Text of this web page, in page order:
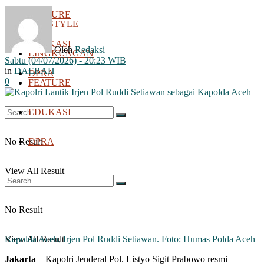
FEATURE
EDUKASI
DPRA
No Result
View All Result
LIFESTYLE
LINGKUNGAN
FEATURE
EDUKASI
DPRA
No Result
View All Result
Oleh Redaksi
Sabtu (04/07/2026) - 20:23 WIB
in DAERAH
0
Kapolda Aceh, Irjen Pol Ruddi Setiawan. Foto: Humas Polda Aceh
Jakarta – Kapolri Jenderal Pol. Listyo Sigit Prabowo resmi